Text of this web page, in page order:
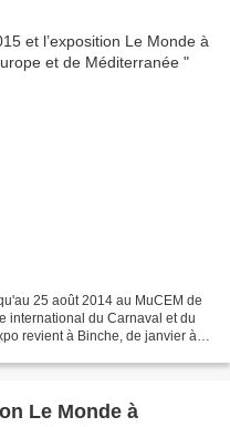
25 août 2014 au MuCEM de
international du Carnaval et du
revient à Binche, de janvier à
à